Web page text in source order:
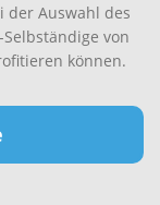
der Auswahl des
von
können.